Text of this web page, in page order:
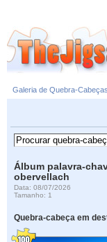
Galeria de Quebra-Cabeças
Álbum palavra-
obervellach
Data: 08/07/2026
Tamanho: 1
Quebra-cabeça em